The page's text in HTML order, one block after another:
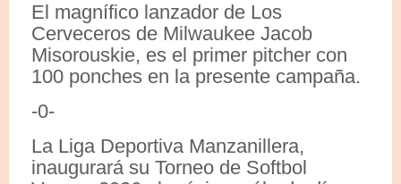
El magnífico lanzador de Los
Cerveceros de Milwaukee Jacob
Misorouskie, es el primer pitcher con
100 ponches en la presente campaña.
-0-
La Liga Deportiva Manzanillera,
inaugurará su Torneo de Softbol